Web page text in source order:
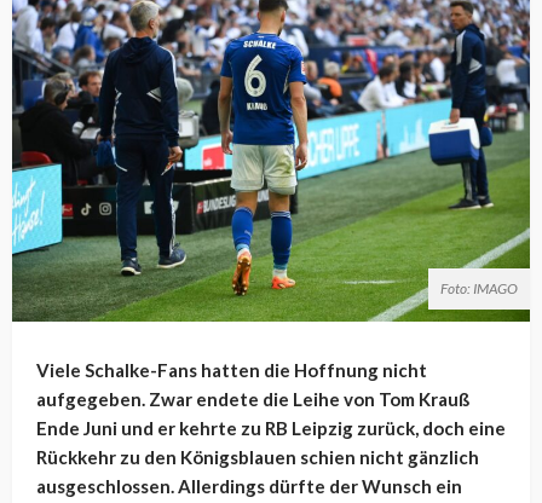
Foto: IMAGO
Viele Schalke-Fans hatten die Hoffnung nicht
aufgegeben. Zwar endete die Leihe von Tom Krauß
Ende Juni und er kehrte zu RB Leipzig zurück, doch eine
Rückkehr zu den Königsblauen schien nicht gänzlich
ausgeschlossen. Allerdings dürfte der Wunsch ein